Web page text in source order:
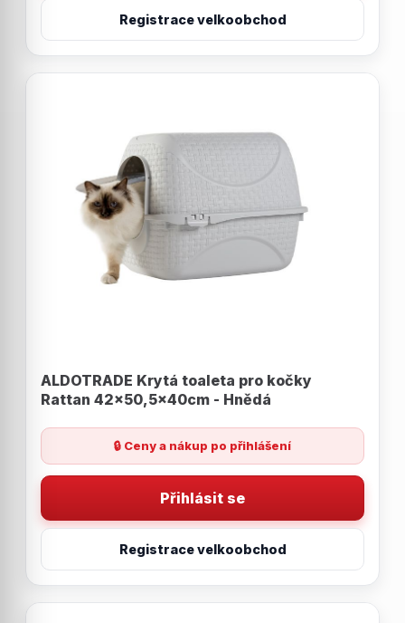
Registrace velkoobchod
ALDOTRADE Krytá toaleta pro kočky
Rattan 42x50,5x40cm - Hnědá
🔒 Ceny a nákup po přihlášení
Přihlásit se
Registrace velkoobchod